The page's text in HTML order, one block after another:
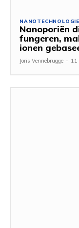
NANOTECHNOLOGIE
Nanoporiën
fungeren,
ionen
Joris Vennebrugge - 11